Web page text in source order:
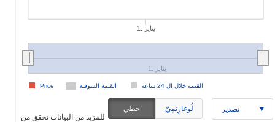
1. يناير
القيمة السوقية القيمة خلال ال 24 ساعة Price
1. يناير
للمزيد من البيانات تحقق من
خطي لُوغارِتمِيّ تصدير